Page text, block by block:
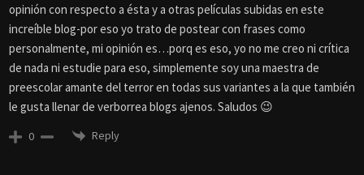
opinión con respecto a ésta y a otras películas subidas en este
increíble blog-por eso yo trato de postear con frases como
personalmente, mi opinión es…porq es eso, yo no me creo ni crítica
de nada ni estudie para eso, simplemente soy una maestra de
preescolar amante del terror en todas sus variantes a la que también
le gusta llenar de verborrea blogs ajenos. Saludos 😉
0 Reply